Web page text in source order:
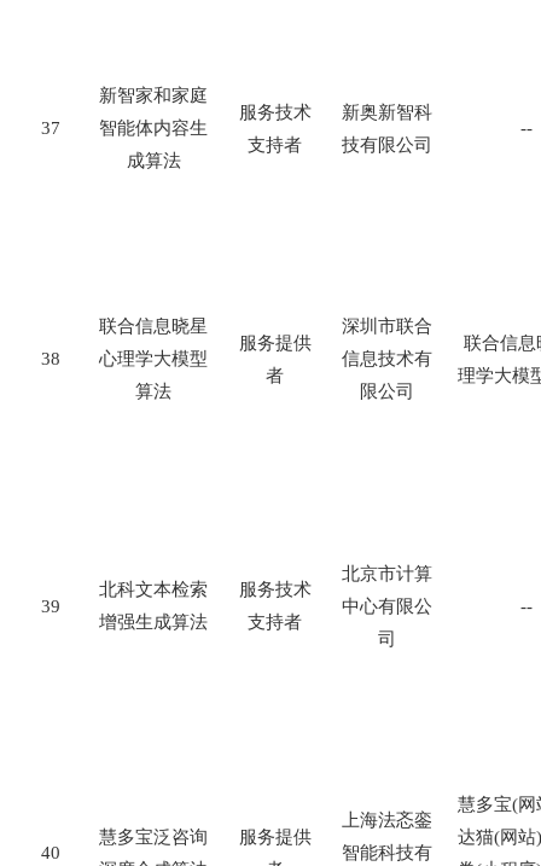
37
新智家和家庭
智能体内容生
成算法
服务技术
支持者
新奥新智科
技有限公司
--
38
联合信息晓星
心理学大模型
算法
服务提供
者
深圳市联合
信息技术有
限公司
联合信息
理学大模
39
北科文本检索
增强生成算法
服务技术
支持者
北京市计算
中心有限公
司
--
40
慧多宝泛咨询
服务提供
上海法忞銮
智能科技有
慧多宝(网
达猫(网站)